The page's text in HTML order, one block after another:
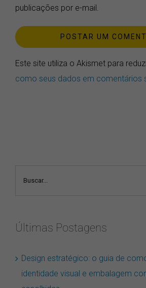
publicações por e-mail.
Este site utiliza o Akismet para
como seus dados em comentários
Últimas Postagens
Design estratégico: o guia de
identidade visual e embalagem